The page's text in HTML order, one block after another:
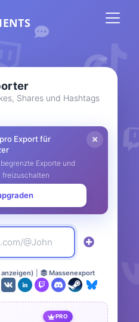
Shares und Hashtags
Export für
Exporte und
freizuschalten
anzeigen) Massenexport
PRO